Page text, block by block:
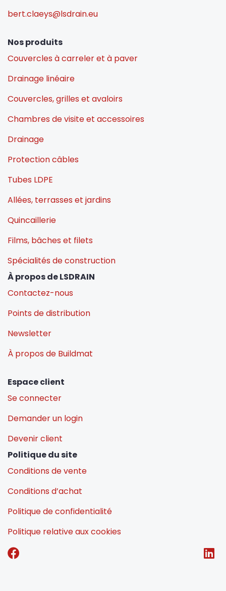
bert.claeys@lsdrain.eu
Nos produits
Couvercles à carreler et à paver
Drainage linéaire
Couvercles, grilles et avaloirs
Chambres de visite et accessoires
Drainage
Protection câbles
Tubes LDPE
Allées, terrasses et jardins
Quincaillerie
Films, bâches et filets
Spécialités de construction
À propos de LSDRAIN
Contactez-nous
Points de distribution
Newsletter
À propos de Buildmat
Espace client
Se connecter
Demander un login
Devenir client
Politique du site
Conditions de vente
Conditions d’achat
Politique de confidentialité
Politique relative aux cookies